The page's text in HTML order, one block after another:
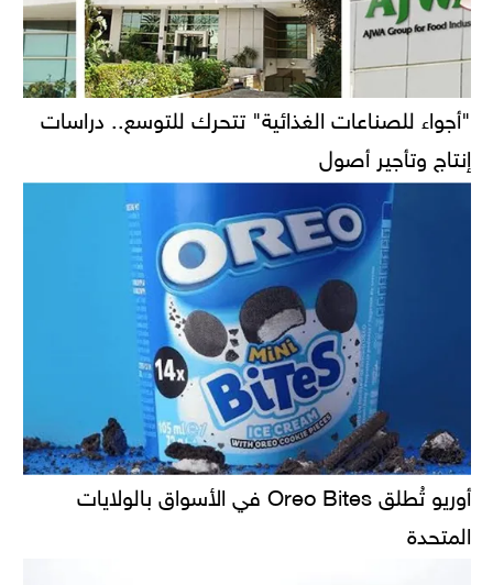
"أجواء للصناعات الغذائية" تتحرك للتوسع.. دراسات
إنتاج وتأجير أصول
أوريو تُطلق Oreo Bites في الأسواق بالولايات
المتحدة